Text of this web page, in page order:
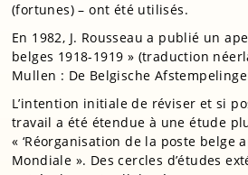
(fortunes) – ont été utilisés.
En 1982, J. Rousseau a publié un
belges 1918-1919 » (traduction
Mullen : De Belgische
L’intention initiale de réviser et si
travail a été étendue à une étude
« ‘Réorganisation de la poste belge
Mondiale ». Des cercles d’études